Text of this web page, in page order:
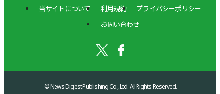
当サイトについて 利用規約
プライバシーポリシー
お問い合わせ
© News Digest Publishing Co., Ltd. All Rights Reserved.